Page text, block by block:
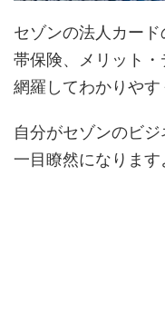
セゾンの法人カー
帯保険、メリット
網羅してわかりやす
自分がセゾンのビ
一目瞭然になります